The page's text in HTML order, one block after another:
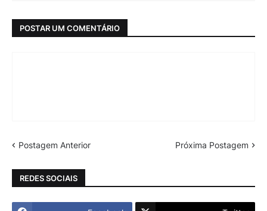
POSTAR UM COMENTÁRIO
Postagem Anterior Próxima Postagem
REDES SOCIAIS